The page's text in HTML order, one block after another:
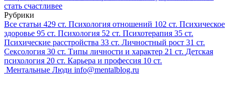
стать счастливее
Рубрики
Все статьи 429 ст. Психология отношений 102 ст. Психическое
здоровье 95 ст. Психология 52 ст. Психотерапия 35 ст.
Психические расстройства 33 ст. Личностный рост 31 ст.
Сексология 30 ст. Типы личности и характер 21 ст. Детская
психология 20 ст. Карьера и профессия 10 ст.
Ментальные Люди info@mentalblog.ru